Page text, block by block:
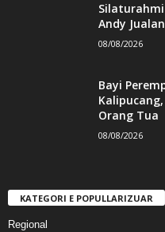
Silaturahmi
Andy
08/08/2026
Bayi
Orang Tua
08/08/2026
KATEGORI E POPULLARIZUAR
Regional